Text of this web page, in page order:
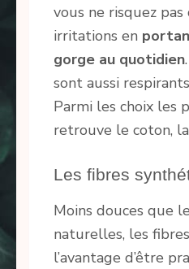
vous ne risquez pas
irritations en
gorge au quotidien
sont aussi
Parmi les choix les
retrouve le coton,
Les fibres
Moins douces que
naturelles, les
l’avantage d’être